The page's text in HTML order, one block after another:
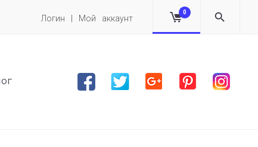
Логин | Мой аккаунт
0
FacebookTwitterGoogle plus Pinterest